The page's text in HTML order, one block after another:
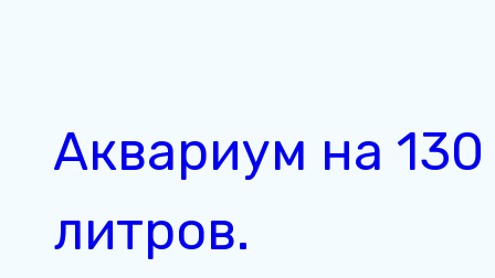
Аквариум на 130
литров.